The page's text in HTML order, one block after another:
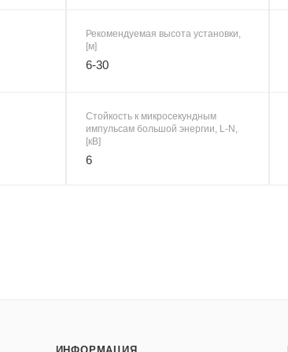
Рекомендуемая высота установки,
[м]
6-30
Стойкость к микросекундным
импульсам большой энергии, L-N,
[кВ]
6